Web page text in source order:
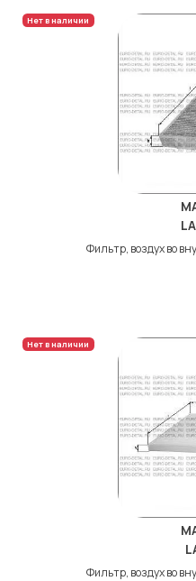
Нет в наличии
Фильтр, воздух во
Нет в наличии
Фильтр, воздух во